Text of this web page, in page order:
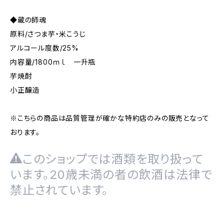
◆蔵の師魂
原料/さつま芋・米こうじ
アルコール度数/25%
内容量/1800ｍｌ 一升瓶
芋焼酎
小正醸造
※こちらの商品は品質管理が確かな特約店のみの販売となって
おります。
このショップでは酒類を取り扱って
います。20歳未満の者の飲酒は法律で
禁止されています。